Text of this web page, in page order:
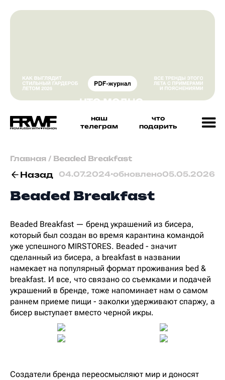
наш
телеграм
что
подарить
Главная / Beaded Breakfast
Назад 04.07.2024•обновлено05.05.2026
Beaded Breakfast
Beaded Breakfast — бренд украшений из бисера,
который был создан во время карантина командой
уже успешного MIRSTORES. Beaded - значит
сделанный из бисера, а breakfast в названии
намекает на популярный формат проживания bed &
breakfast. И все, что связано со съемками и подачей
украшений в бренде, тоже напоминает нам о самом
раннем приеме пищи - заколки удерживают спаржу, а
бисер выступает вместо черной икры.
Создатели бренда переосмысляют мир и доносят